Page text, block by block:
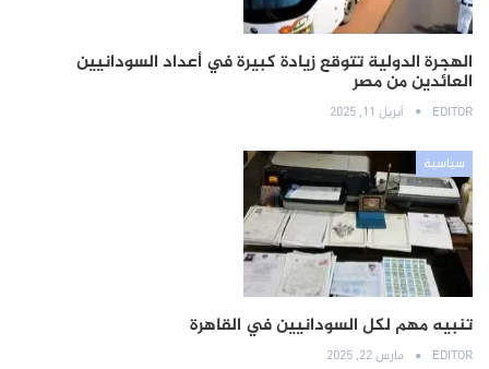
الهجرة الدولية تتوقع زيادة كبيرة في أعداد السودانيين
العائدين من مصر
EDITOR أبريل 11, 2025
سياسية
تنبيه مهم لكل السودانيين في القاهرة
EDITOR مارس 22, 2025